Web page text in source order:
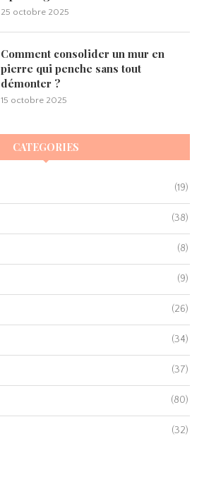
25 octobre 2025
Comment consolider un mur en
pierre qui penche sans tout
démonter ?
15 octobre 2025
CATEGORIES
(19)
(38)
(8)
(9)
(26)
(34)
(37)
(80)
(32)